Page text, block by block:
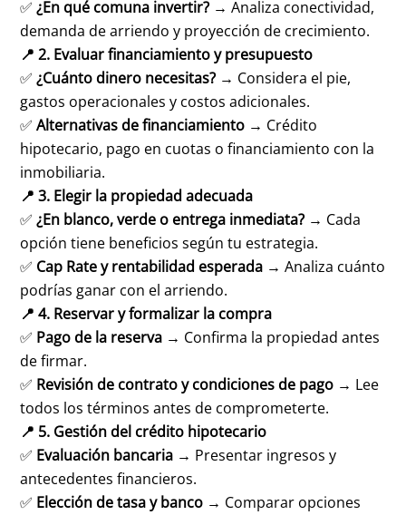
✅¿En qué comuna invertir? → Analiza conectividad,
demanda de arriendo y proyección de crecimiento.
📍 2. Evaluar financiamiento y presupuesto
✅¿Cuánto dinero necesitas? → Considera el pie,
gastos operacionales y costos adicionales.
✅Alternativas de financiamiento → Crédito
hipotecario, pago en cuotas o financiamiento con la
inmobiliaria.
📍 3. Elegir la propiedad adecuada
✅¿En blanco, verde o entrega inmediata? → Cada
opción tiene beneficios según tu estrategia.
✅ Cap Rate y rentabilidad esperada → Analiza cuánto
podrías ganar con el arriendo.
📍 4. Reservar y formalizar la compra
✅ Pago de la reserva → Confirma la propiedad antes
de firmar.
✅ Revisión de contrato y condiciones de pago → Lee
todos los términos antes de comprometerte.
📍 5. Gestión del crédito hipotecario
✅ Evaluación bancaria → Presentar ingresos y
antecedentes financieros.
✅ Elección de tasa y banco → Comparar opciones